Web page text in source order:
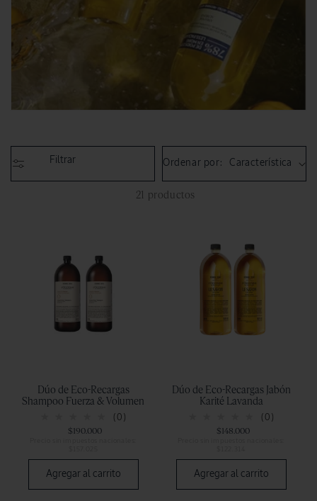
Filtrar Ordenar por:
21 productos
Dúo de Eco-Recargas
Shampoo Fuerza & Volumen
(0)
$190.000
Agregar al carrito
Dúo de Eco-Recargas Jabón
Karité Lavanda
(0)
$148.000
Agregar al carrito